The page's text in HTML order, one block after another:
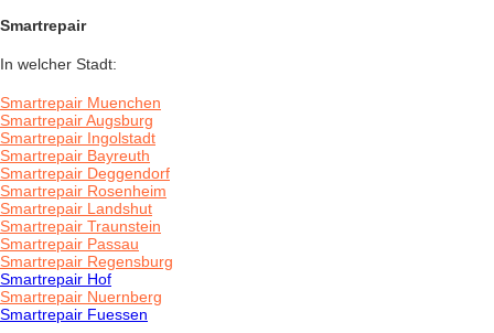
Smartrepair
In welcher Stadt:
Smartrepair Muenchen
Smartrepair Augsburg
Smartrepair Ingolstadt
Smartrepair Bayreuth
Smartrepair Deggendorf
Smartrepair Rosenheim
Smartrepair Landshut
Smartrepair Traunstein
Smartrepair Passau
Smartrepair Regensburg
Smartrepair Hof
Smartrepair Nuernberg
Smartrepair Fuessen